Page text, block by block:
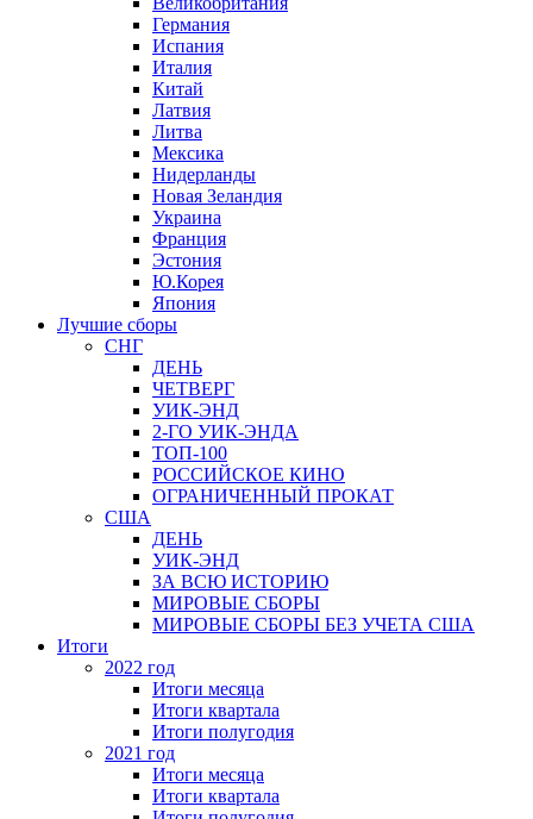
Германия
Испания
Италия
Китай
Латвия
Литва
Мексика
Нидерланды
Новая Зеландия
Украина
Франция
Эстония
Ю.Корея
Япония
Лучшие сборы
СНГ
ДЕНЬ
ЧЕТВЕРГ
УИК-ЭНД
2-ГО УИК-ЭНДА
ТОП-100
РОССИЙСКОЕ КИНО
ОГРАНИЧЕННЫЙ ПРОКАТ
США
ДЕНЬ
УИК-ЭНД
ЗА ВСЮ ИСТОРИЮ
МИРОВЫЕ СБОРЫ
МИРОВЫЕ СБОРЫ БЕЗ УЧЕТА США
Итоги
2022 год
Итоги месяца
Итоги квартала
Итоги полугодия
2021 год
Итоги месяца
Итоги квартала